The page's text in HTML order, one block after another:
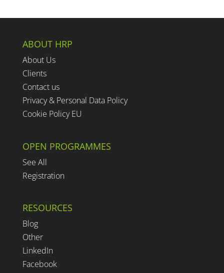
ABOUT HRP
About Us
Clients
Contact us
Privacy & Personal Data Policy
Cookie Policy EU
OPEN PROGRAMMES
See All
Registration
RESOURCES
Blog
Other
LinkedIn
Facebook